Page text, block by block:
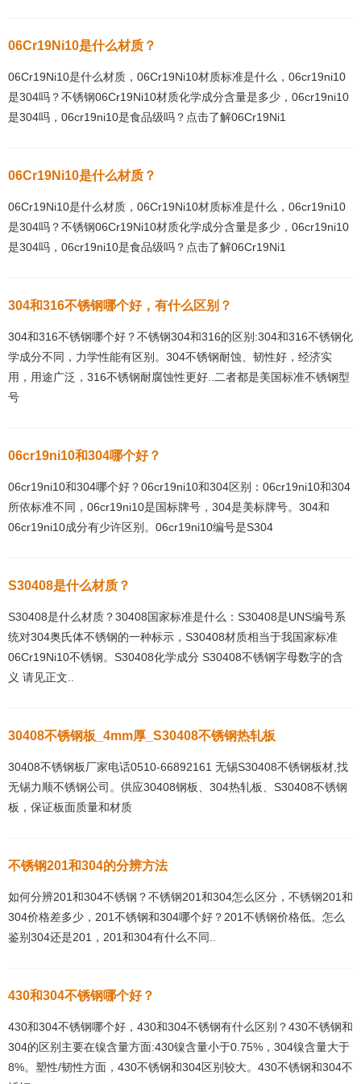
06Cr19Ni10是什么材质？
06Cr19Ni10是什么材质，06Cr19Ni10材质标准是什么，06cr19ni10
是304吗？不锈钢06Cr19Ni10材质化学成分含量是多少，06cr19ni10
是304吗，06cr19ni10是食品级吗？点击了解06Cr19Ni1
06Cr19Ni10是什么材质？
06Cr19Ni10是什么材质，06Cr19Ni10材质标准是什么，06cr19ni10
是304吗？不锈钢06Cr19Ni10材质化学成分含量是多少，06cr19ni10
是304吗，06cr19ni10是食品级吗？点击了解06Cr19Ni1
304和316不锈钢哪个好，有什么区别？
304和316不锈钢哪个好？不锈钢304和316的区别:304和316不锈钢化
学成分不同，力学性能有区别。304不锈钢耐蚀、韧性好，经济实
用，用途广泛，316不锈钢耐腐蚀性更好..二者都是美国标准不锈钢型
号
06cr19ni10和304哪个好？
06cr19ni10和304哪个好？06cr19ni10和304区别：06cr19ni10和304
所依标准不同，06cr19ni10是国标牌号，304是美标牌号。304和
06cr19ni10成分有少许区别。06cr19ni10编号是S304
S30408是什么材质？
S30408是什么材质？30408国家标准是什么：S30408是UNS编号系
统对304奥氏体不锈钢的一种标示，S30408材质相当于我国家标准
06Cr19Ni10不锈钢。S30408化学成分 S30408不锈钢字母数字的含
义 请见正文..
30408不锈钢板_4mm厚_S30408不锈钢热轧板
30408不锈钢板厂家电话0510-66892161 无锡S30408不锈钢板材,找
无锡力顺不锈钢公司。供应30408钢板、304热轧板、S30408不锈钢
板，保证板面质量和材质
不锈钢201和304的分辨方法
如何分辨201和304不锈钢？不锈钢201和304怎么区分，不锈钢201和
304价格差多少，201不锈钢和304哪个好？201不锈钢价格低。怎么
鉴别304还是201，201和304有什么不同..
430和304不锈钢哪个好？
430和304不锈钢哪个好，430和304不锈钢有什么区别？430不锈钢和
304的区别主要在镍含量方面:430镍含量小于0.75%，304镍含量大于
8%。塑性/韧性方面，430不锈钢和304区别较大。430不锈钢和304不